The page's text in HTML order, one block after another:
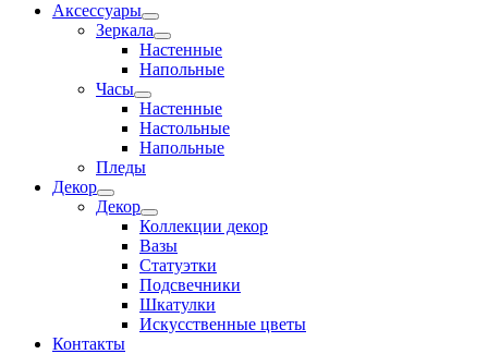
Аксессуары
Зеркала
Настенные
Напольные
Часы
Настенные
Настольные
Напольные
Пледы
Декор
Декор
Коллекции декор
Вазы
Статуэтки
Подсвечники
Шкатулки
Искусственные цветы
Контакты